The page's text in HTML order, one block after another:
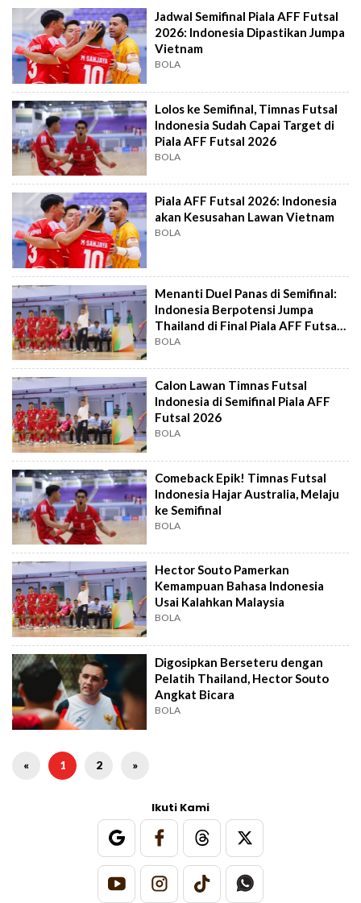
Jadwal Semifinal Piala AFF Futsal
2026: Indonesia Dipastikan Jumpa
Vietnam
BOLA
Lolos ke Semifinal, Timnas Futsal
Indonesia Sudah Capai Target di
Piala AFF Futsal 2026
BOLA
Piala AFF Futsal 2026: Indonesia
akan Kesusahan Lawan Vietnam
BOLA
Menanti Duel Panas di Semifinal:
Indonesia Berpotensi Jumpa
Thailand di Final Piala AFF Futsal
2026
BOLA
Calon Lawan Timnas Futsal
Indonesia di Semifinal Piala AFF
Futsal 2026
BOLA
Comeback Epik! Timnas Futsal
Indonesia Hajar Australia, Melaju
ke Semifinal
BOLA
Hector Souto Pamerkan
Kemampuan Bahasa Indonesia
Usai Kalahkan Malaysia
BOLA
Digosipkan Berseteru dengan
Pelatih Thailand, Hector Souto
Angkat Bicara
BOLA
« 1 2 »
Ikuti Kami